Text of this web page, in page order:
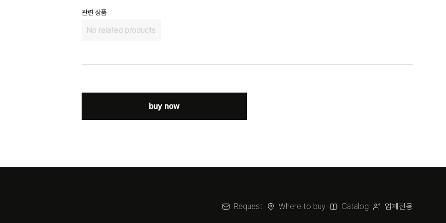
관련 상품
No related products
buy now
Request Where to buy Catalog 업체전용